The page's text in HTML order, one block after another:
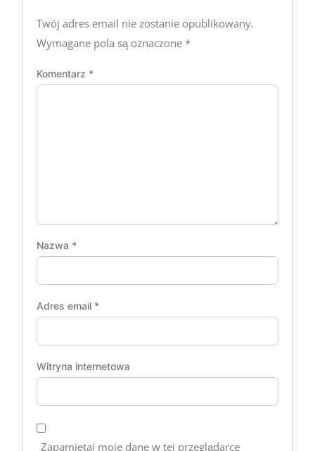
Twój adres email nie zostanie opublikowany.
Wymagane pola są oznaczone *
Komentarz *
Nazwa *
Adres email *
Witryna internetowa
Zapamiętaj moje dane w tej przeglądarce